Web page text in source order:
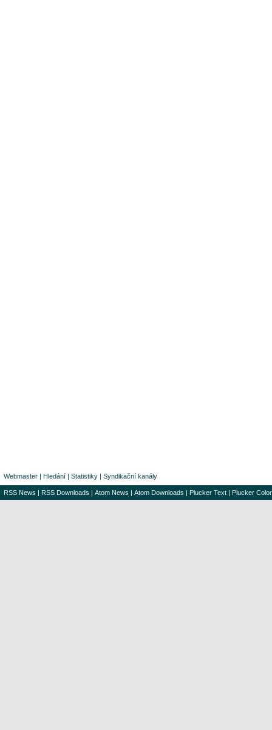
Webmaster | Hledání | Statistiky | Syndikační kanály
RSS News | RSS Downloads | Atom News | Atom Downloads | Plucker Text | Plucker Color